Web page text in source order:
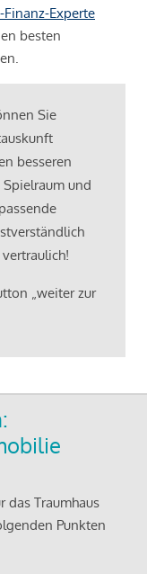
Experte
besten
Sie
besseren
und
„weiter zur
das Traumhaus
Punkten